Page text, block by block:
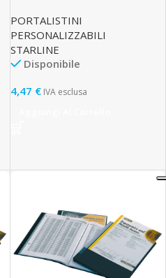
trasparente – Starline
PORTALISTINI
PERSONALIZZABILI
STARLINE
Disponibile
4,47 €IVA esclusa